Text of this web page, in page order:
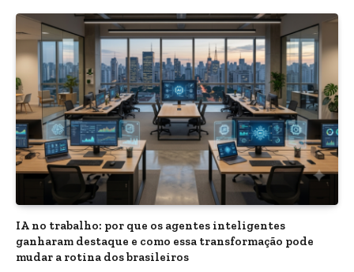
IA no trabalho: por que os agentes inteligentes
ganharam destaque e como essa transformação pode
mudar a rotina dos brasileiros